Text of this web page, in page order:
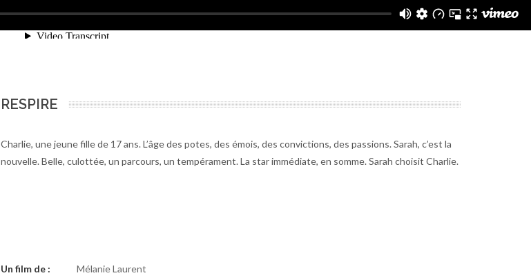
RESPIRE
Charlie, une jeune fille de 17 ans. L’âge des potes, des émois, des convictions, des passions. Sarah, c’est la
nouvelle. Belle, culottée, un parcours, un tempérament. La star immédiate, en somme. Sarah choisit Charlie.
Un film de :
Mélanie Laurent